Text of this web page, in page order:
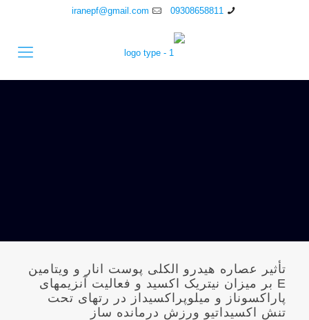
09308658811
iranepf@gmail.com
تأثیر عصاره هیدرو الکلی پوست انار و ویتامین
E بر میزان نیتریک اکسید و فعالیت آنزیمهای
پاراکسوناز و میلوپراکسیداز در رتهای تحت
تنش اکسیداتیو ورزش درمانده ساز